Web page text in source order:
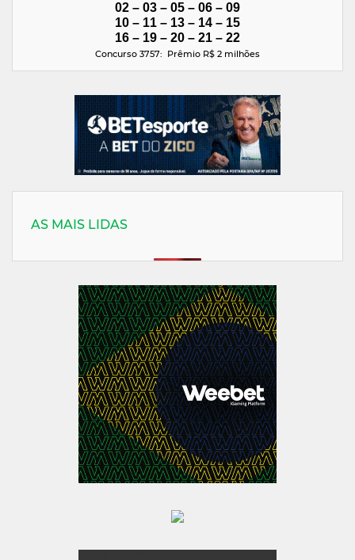
02 – 03 – 05 – 06 – 09
10 – 11 – 13 – 14 – 15
16 – 19 – 20 – 21 – 22
Concurso 3757: Prêmio R$ 2 milhões
AS MAIS LIDAS